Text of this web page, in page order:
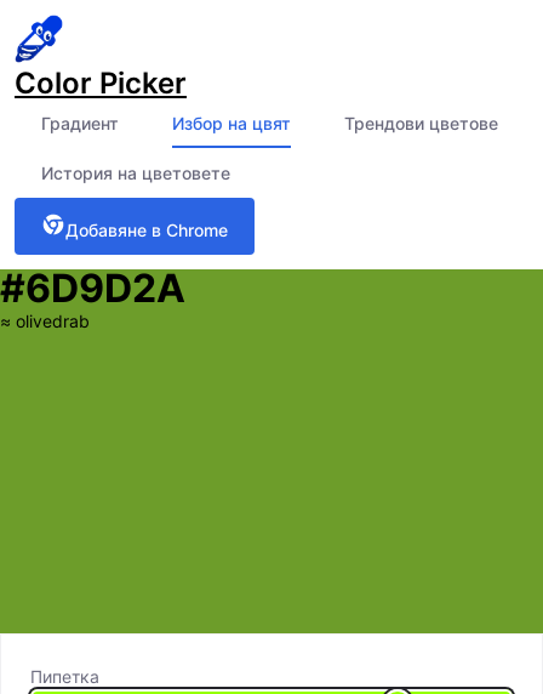
Color Picker
Градиент Избор на цвят Трендови цветове
История на цветовете
Добавяне в Chrome
#6D9D2A
≈ olivedrab
Пипетка